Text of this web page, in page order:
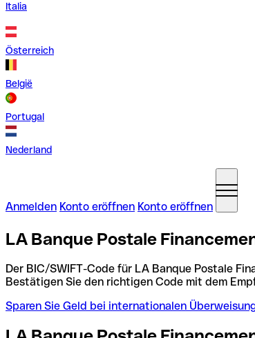
Italia
Österreich
België
Portugal
Nederland
Anmelden Konto eröffnen Konto eröffnen
LA Banque Postale
Der BIC/SWIFT-Code für LA Banque Postale
Bestätigen Sie den richtigen Code mit dem
Sparen Sie Geld bei internationalen